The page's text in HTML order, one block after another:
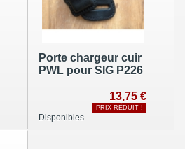
Porte chargeur cuir
PWL pour SIG P226
13,75 €
PRIX RÉDUIT !
Disponibles